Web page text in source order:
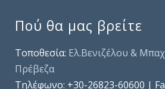
Πού θα μας βρείτε
Τοποθεσία: Ελ.Βενιζέλου &
Πρέβεζα
Τηλέφωνo: +30-26823-60600 |